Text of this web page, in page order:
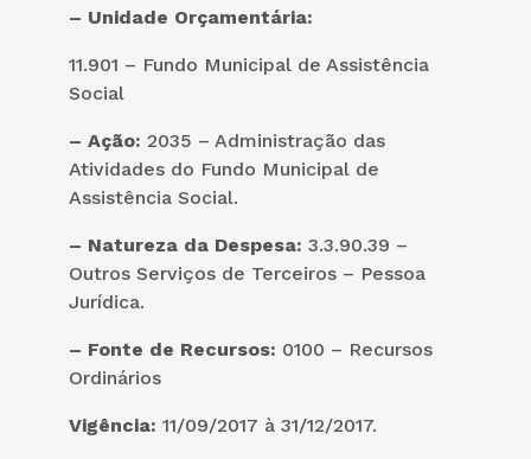
– Unidade Orçamentária:
11.901 – Fundo Municipal de Assistência
Social
– Ação: 2035 – Administração das
Atividades do Fundo Municipal de
Assistência Social.
– Natureza da Despesa: 3.3.90.39 –
Outros Serviços de Terceiros – Pessoa
Jurídica.
– Fonte de Recursos: 0100 – Recursos
Ordinários
Vigência: 11/09/2017 à 31/12/2017.